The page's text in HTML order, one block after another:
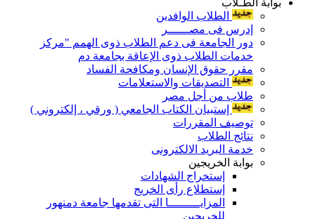
الطلاب الوافدين
إدرس فى مصــــــر
دور الجامعة فى دعم الطلاب ذوى الهمم "مركز
خدمات الطلاب ذوى الإعاقة بجامعة دم
مقرر حقوق الإنسان ومكافحة الفساد
التصديقات والاستعلامات
طلاب من أجل مصر
إستبيان الكتاب الجامعي ( ورقي ، إلكتروني )
توصيف المقررات
نتائج الطلاب
خدمة البريد الالكترونى
بوابة الخريجين
إستخراج الشهادات
إستطلاع رأى الخريج
المزايـــــــــا التى تقدمها جامعة دمنهور
للخريجين